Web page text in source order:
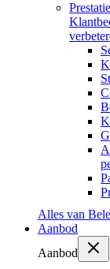
Alles van
Aanbod
Aanbod